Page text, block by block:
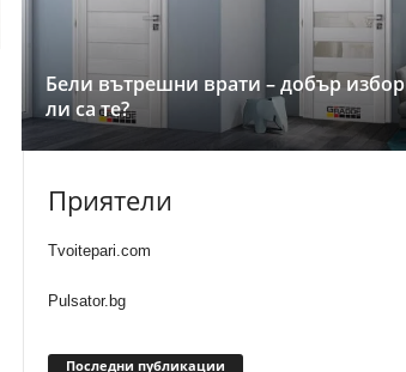
Бели вътрешни врати – добър избор
ли са те?
Приятели
Tvoitepari.com
Pulsator.bg
Последни публикации